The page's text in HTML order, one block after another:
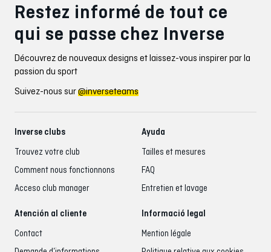
Restez informé de tout ce
qui se passe chez Inverse
Découvrez de nouveaux designs et laissez-vous inspirer par la
passion du sport
Suivez-nous sur@inverseteams
Inverse clubs
Trouvez votre club
Comment nous fonctionnons
Acceso club manager
Ayuda
Tailles et mesures
FAQ
Entretien et lavage
Atención al cliente
Contact
Informació legal
Mention légale